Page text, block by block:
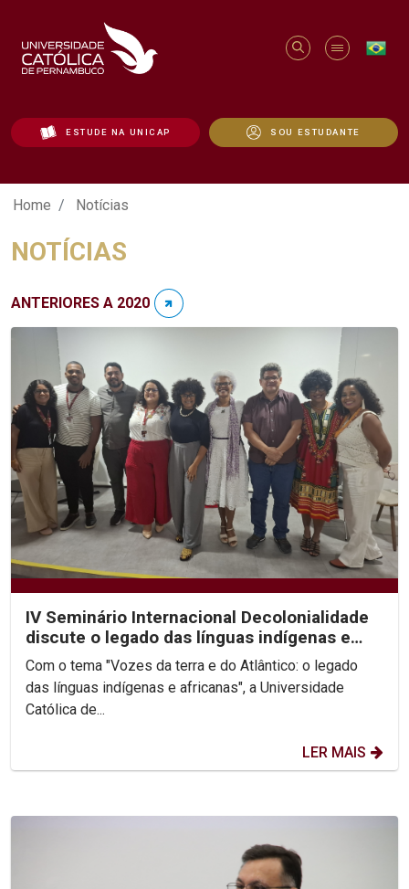
ESTUDE NA UNICAP SOU ESTUDANTE
Notícias - Unicap
Home Notícias
NOTÍCIAS
ANTERIORES A 2020
IV Seminário Internacional Decolonialidade
discute o legado das línguas indígenas e
africanas
Com o tema "Vozes da terra e do Atlântico: o legado
das línguas indígenas e africanas", a Universidade
Católica de...
LER MAIS